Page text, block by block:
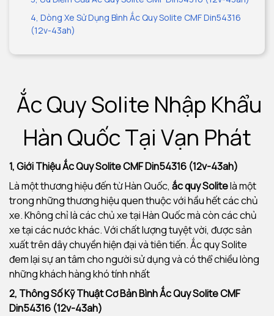
4, Dòng Xe Sử Dụng Bình Ắc Quy Solite CMF Din54316
(12v-43ah)
Ắc Quy Solite Nhập Khẩu
Hàn Quốc Tại Vạn Phát
1, Giới Thiệu Ắc Quy Solite CMF Din54316 (12v-43ah)
Là một thương hiệu đến từ Hàn Quốc, ắc quy Solitelà một
trong những thương hiệu quen thuộc với hầu hết các chủ
xe. Không chỉ là các chủ xe tại Hàn Quốc mà còn các chủ
xe tại các nước khác. Với chất lượng tuyệt vời, được sản
xuất trên dây chuyền hiện đại và tiên tiến. Ắc quy Solite
đem lại sự an tâm cho người sử dụng và có thể chiều lòng
những khách hàng khó tính nhất
2, Thông Số Kỹ Thuật Cơ Bản Bình Ắc QuySolite CMF
Din54316 (12v-43ah)